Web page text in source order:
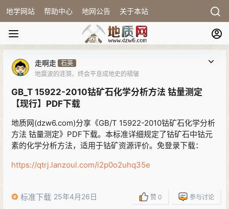
地学网站 帮助中心 地网公告 关于本站
走啊走 石英
地震波的涟漪，终会平息成地史的褶皱
GB_T 15922-2010钴矿石化学分析方法 钴量测定
【现行】PDF下载
地质网(dzw6.com)分享《GB/T 15922-2010钴矿石化学分析
方法 钴量测定》PDF下载。本标准详细规定了钴矿石中钴元
素的化学分析方法，适用于钴矿资源评价。免登录下载：
https://qtrj.lanzoul.com/i2p0o2uhq35e
标准下载 25年4月26日 赞 0 参与讨论